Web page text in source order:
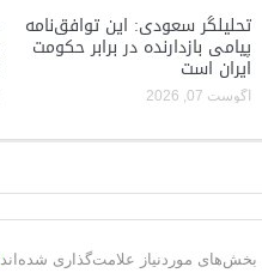
تحلیلگر سعودی: این توافق‌نامه
پیامی بازدارنده در برابر حکومت
ایران است
آگوست 07, 2026
بخش‌های موردنیاز علامت‌گذاری شده‌اند